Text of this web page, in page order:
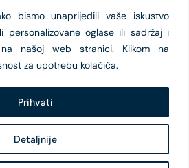
bismo unaprijedili vaše iskustvo
personalizovane oglase ili sadržaj i
na našoj web stranici. Klikom na
za upotrebu kolačića.
Detaljnije
Prihvati